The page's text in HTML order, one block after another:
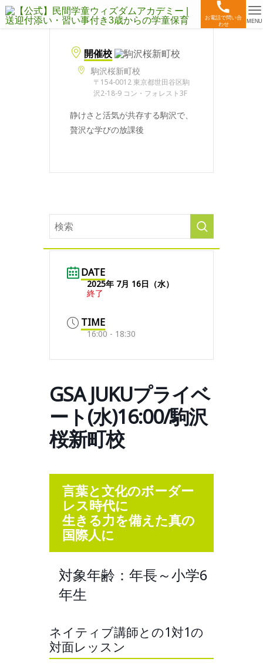
お電話で問い合
わせ
MENU
開催校
駒沢桜新町校
〒154-0012 東京都世田谷区駒
沢2-18-9 コン・フォレスト3F
静けさと活気が共存する駒沢で、
贅沢な学びの放課後
DATE
2025年 7月 16日（水）
終了
TIME
16:00 - 18:30
GSA JUKUプライベ
ート(水)16:00/駒沢
桜新町校
言葉と文化のボーダー
レス時代に
生きる力を備えた真の
国際人に
対象年齢：年長～小学6
年生
ネイティブ講師との1対1の
対面レッスン